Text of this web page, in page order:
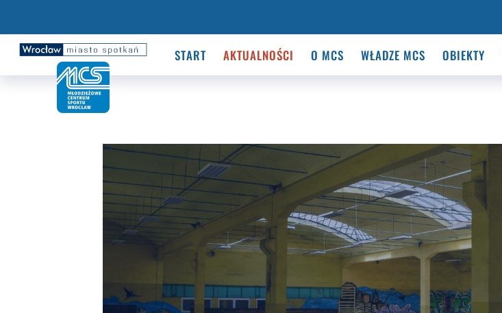
START AKTUALNOŚCI O MCS WŁADZE MCS OBIEKTY